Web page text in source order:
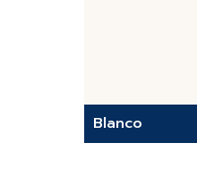
Blanco